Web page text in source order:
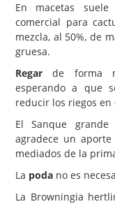
En macetas
comercial para
mezcla, al 50%, de
gruesa.
Regar de forma
esperando a que
reducir los riegos
El Sanque
agradece un
mediados de la
La poda no es
La Browningia